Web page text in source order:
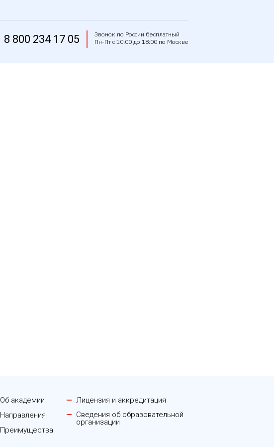
8 800 234 17 05
Звонок по России бесплатный
Пн-Пт с 10:00 до 18:00 по Москве
Об академии
Направления
Преимущества
Лицензия и аккредитация
Сведения об образовательной
организации